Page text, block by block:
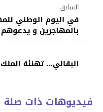
السابق
في اليوم الوطني
بالمهاجرين و
البقالي... تهنئة
فيديوهات ذات صلة